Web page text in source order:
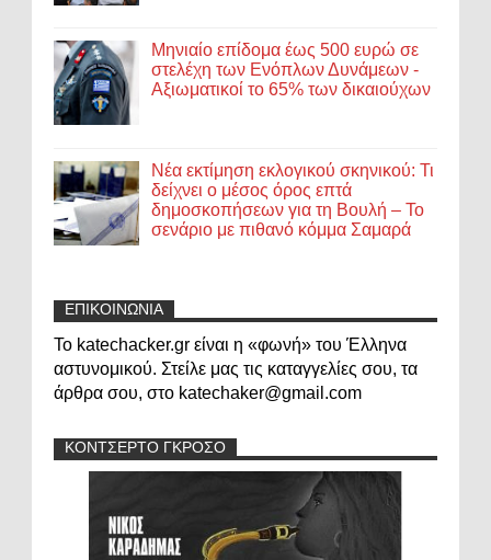
Μηνιαίο επίδομα έως 500 ευρώ σε
στελέχη των Ενόπλων Δυνάμεων -
Αξιωματικοί το 65% των δικαιούχων
Νέα εκτίμηση εκλογικού σκηνικού: Τι
δείχνει ο μέσος όρος επτά
δημοσκοπήσεων για τη Βουλή – Το
σενάριο με πιθανό κόμμα Σαμαρά
ΕΠΙΚΟΙΝΩΝΙΑ
Το katechacker.gr είναι η «φωνή» του Έλληνα
αστυνομικού. Στείλε μας τις καταγγελίες σου, τα
άρθρα σου, στο katechaker@gmail.com
ΚΟΝΤΣΕΡΤΟ ΓΚΡΟΣΟ